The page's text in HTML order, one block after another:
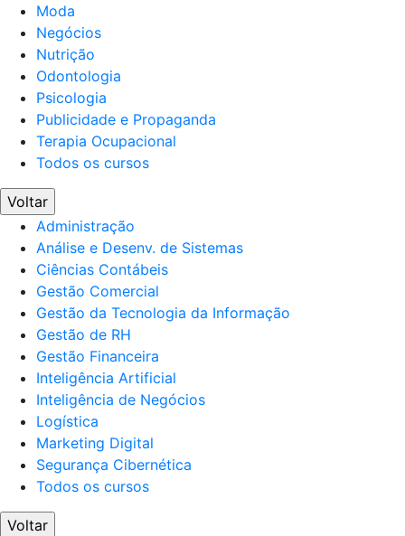
Moda
Negócios
Nutrição
Odontologia
Psicologia
Publicidade e Propaganda
Terapia Ocupacional
Todos os cursos
Voltar
Administração
Análise e Desenv. de Sistemas
Ciências Contábeis
Gestão Comercial
Gestão da Tecnologia da Informação
Gestão de RH
Gestão Financeira
Inteligência Artificial
Inteligência de Negócios
Logística
Marketing Digital
Segurança Cibernética
Todos os cursos
Voltar